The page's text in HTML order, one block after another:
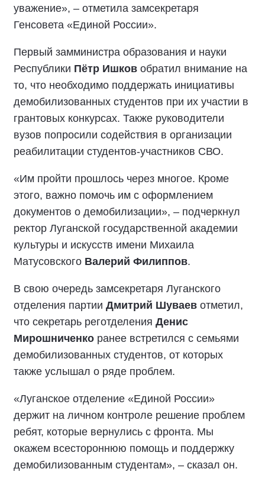
уважение», – отметила замсекретаря
Генсовета «Единой России».
Первый замминистра образования и науки
Республики Пётр Ишков обратил внимание на
то, что необходимо поддержать инициативы
демобилизованных студентов при их участии в
грантовых конкурсах. Также руководители
вузов попросили содействия в организации
реабилитации студентов-участников СВО.
«Им пройти прошлось через многое. Кроме
этого, важно помочь им с оформлением
документов о демобилизации», – подчеркнул
ректор Луганской государственной академии
культуры и искусств имени Михаила
Матусовского Валерий Филиппов.
В свою очередь замсекретаря Луганского
отделения партии Дмитрий Шуваев отметил,
что секретарь реготделения Денис
Мирошниченко ранее встретился с семьями
демобилизованных студентов, от которых
также услышал о ряде проблем.
«Луганское отделение «Единой России»
держит на личном контроле решение проблем
ребят, которые вернулись с фронта. Мы
окажем всестороннюю помощь и поддержку
демобилизованным студентам», – сказал он.